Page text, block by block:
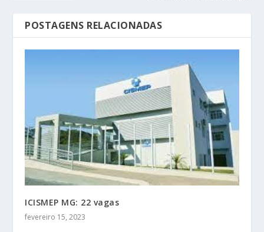
POSTAGENS RELACIONADAS
ICISMEP MG: 22 vagas
fevereiro 15, 2023